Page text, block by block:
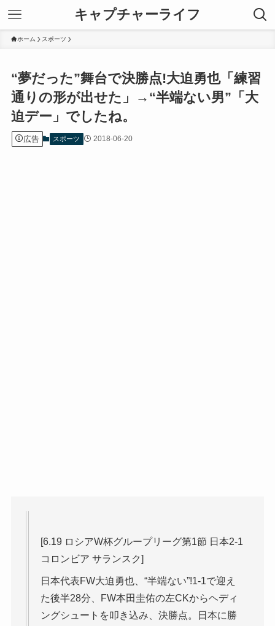
キャプチャーライフ
ホーム スポーツ
“夢だった”舞台で決勝点!大迫勇也「練習
通りの形が出せた」→“半端ない男”「大
迫デー」でしたね。
広告 スポーツ 2018-06-20
[6.19 ロシアW杯グループリーグ第1節 日本2-1
コロンビア サランスク]
日本代表FW大迫勇也、“半端ない”!1-1で迎え
た後半28分、FW本田圭佑の左CKからヘディ
ングシュートを叩き込み、決勝点。日本に勝